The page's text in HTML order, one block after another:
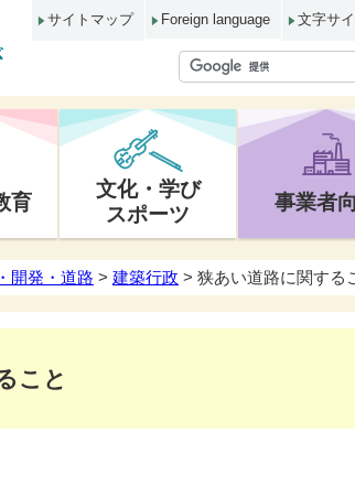
サイトマップ Foreign language 文字サ
育
文化・学び
スポーツ
事業者
開発・道路 > 建築行政 > 狭あい道路に関する
こと